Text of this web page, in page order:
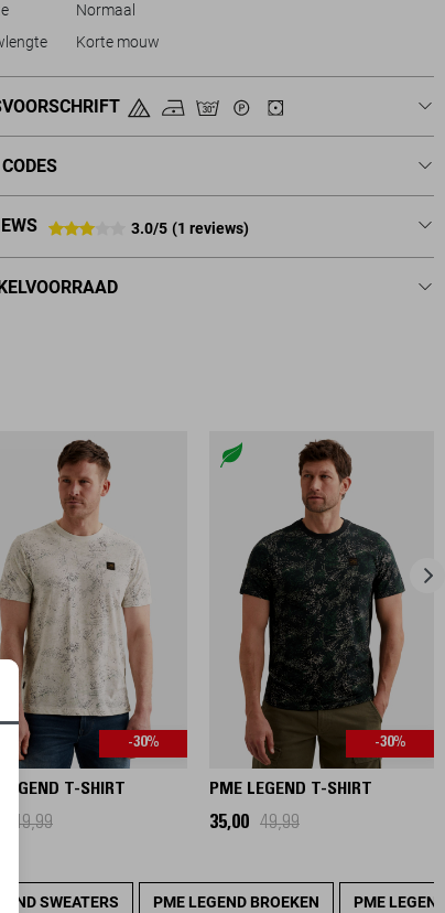
Normaal
Korte mouw
3.0/5 (1 reviews)
-30%
LEGEND T-SHIRT
49,99
-30%
PME LEGEND T-SHIRT
35,00 49,99
SWEATERS PME LEGEND BROEKEN PME